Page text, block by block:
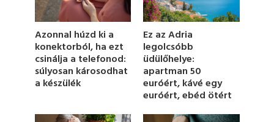
o
m
i
n
u
t
e
s
Azonnal húzd ki a
konektorból, ha ezt
csinálja a telefonod:
súlyosan károsodhat
a készülék
Ez az Adria
legolcsóbb
üdülőhelye:
apartman 50
euróért, kávé egy
euróért, ebéd ötért